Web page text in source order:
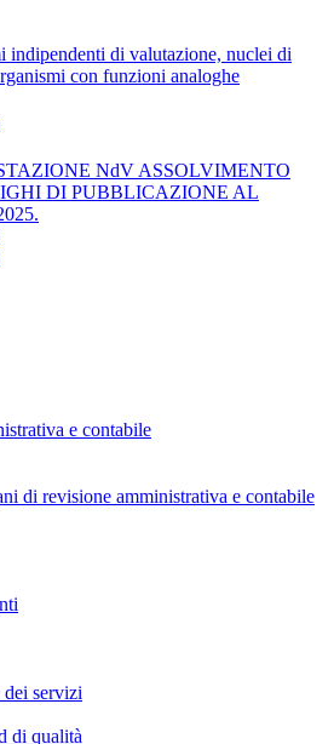
indipendenti di valutazione, nuclei di
con funzioni analoghe
NdV ASSOLVIMENTO
DI PUBBLICAZIONE AL
e contabile
di revisione amministrativa e contabile
servizi
di qualità